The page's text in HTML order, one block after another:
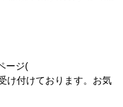
ージ(
け付けております。お気